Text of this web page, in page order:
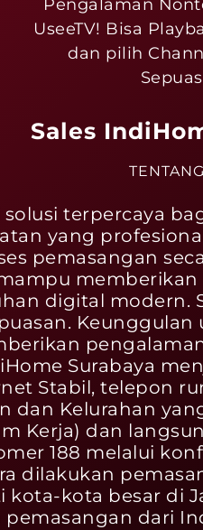
Pengalaman
UseeTV! Bisa
dan pilih
Sales
solusi terpercaya
yang
pemasangan
digital modern.
Surabaya
Stabil, telepon
dan Kelurahan
Kerja) dan
188 melalui
dilakukan
kota besar di
dari